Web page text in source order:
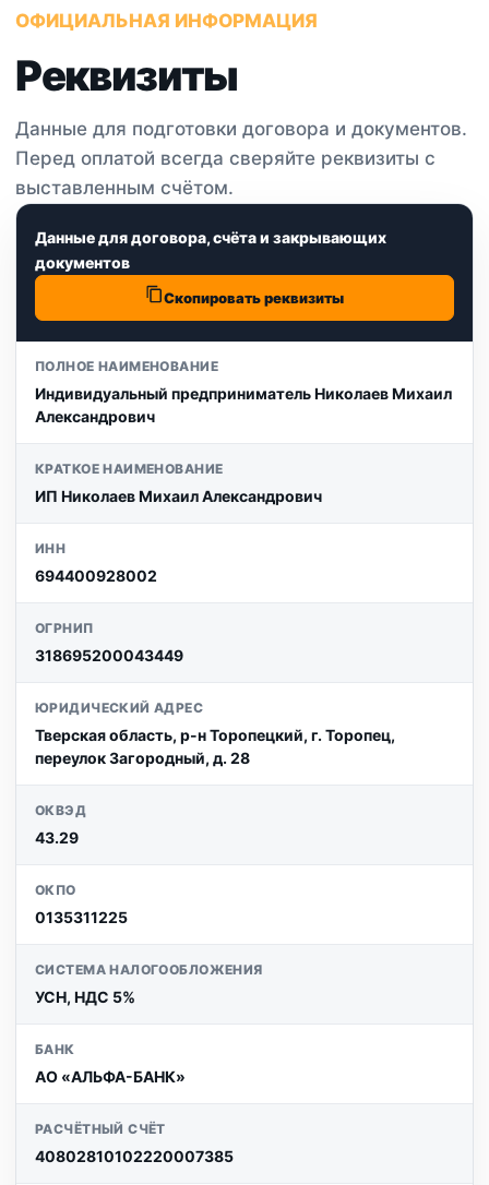
ОФИЦИАЛЬНАЯ ИНФОРМАЦИЯ
Реквизиты
Данные для подготовки договора и документов.
Перед оплатой всегда сверяйте реквизиты с
выставленным счётом.
Данные для договора, счёта и закрывающих
документов
Скопировать реквизиты
ПОЛНОЕ НАИМЕНОВАНИЕ
Индивидуальный предприниматель Николаев Михаил
Александрович
КРАТКОЕ НАИМЕНОВАНИЕ
ИП Николаев Михаил Александрович
ИНН
694400928002
ОГРНИП
318695200043449
ЮРИДИЧЕСКИЙ АДРЕС
Тверская область, р-н Торопецкий, г. Торопец,
переулок Загородный, д. 28
ОКВЭД
43.29
ОКПО
0135311225
СИСТЕМА НАЛОГООБЛОЖЕНИЯ
УСН, НДС 5%
БАНК
АО «АЛЬФА-БАНК»
РАСЧЁТНЫЙ СЧЁТ
40802810102220007385